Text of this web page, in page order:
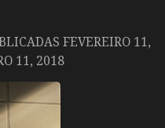
FEVEREIRO 11,
11, 2018